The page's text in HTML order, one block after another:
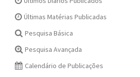
Últimas Matérias Publicadas
Pesquisa Básica
Pesquisa Avançada
Calendário de Publicações